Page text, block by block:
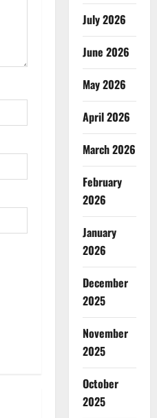
July 2026
June 2026
May 2026
April 2026
March 2026
February
2026
January
2026
December
2025
November
2025
October
2025